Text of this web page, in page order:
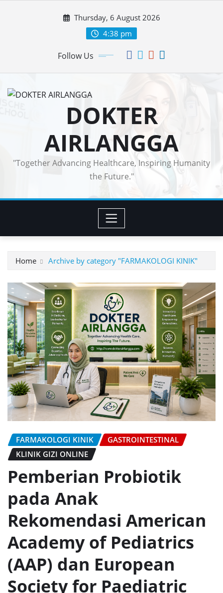
Thursday, 6 August 2026
4:38 pm
Follow Us
DOKTER
AIRLANGGA
"Together Advancing Healthcare, Inspiring Humanity
the Future."
Home Archive by category "FARMAKOLOGI KINIK"
FARMAKOLOGI KINIK
GASTROINTESTINAL
KLINIK GIZI ONLINE
Pemberian Probiotik
pada Anak
Rekomendasi American
Academy of Pediatrics
(AAP) dan European
Society for Paediatric